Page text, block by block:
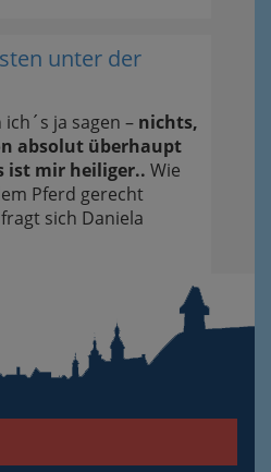
unter der
ich´s ja sagen – nichts,
absolut überhaupt
ist mir heiliger.. Wie
Pferd gerecht
sich Daniela